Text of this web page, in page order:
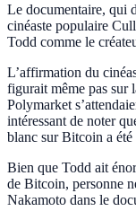
Le documentaire, qui
cinéaste populaire
Todd comme le
L’affirmation du
figurait même pas sur
Polymarket
intéressant de noter
blanc sur Bitcoin a
Bien que Todd ait
de Bitcoin, personne
Nakamoto dans le